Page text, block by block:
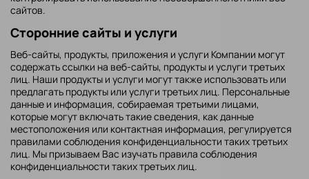
сайтов.
Сторонние сайты и услуги
Веб-сайты, продукты, приложения и услуги Компании могут
содержать ссылки на веб-сайты, продукты и услуги третьих
лиц. Наши продукты и услуги могут также использовать или
предлагать продукты или услуги третьих лиц. Персональные
данные и информация, собираемая третьими лицами,
которые могут включать такие сведения, как данные
местоположения или контактная информация, регулируется
правилами соблюдения конфиденциальности таких третьих
лиц. Мы призываем Вас изучать правила соблюдения
конфиденциальности таких третьих лиц.